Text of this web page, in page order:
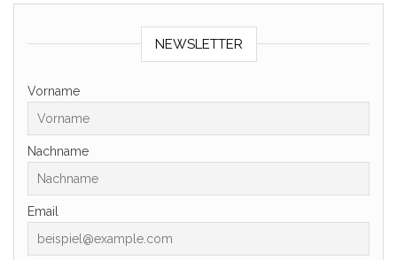
NEWSLETTER
Vorname
Nachname
Email